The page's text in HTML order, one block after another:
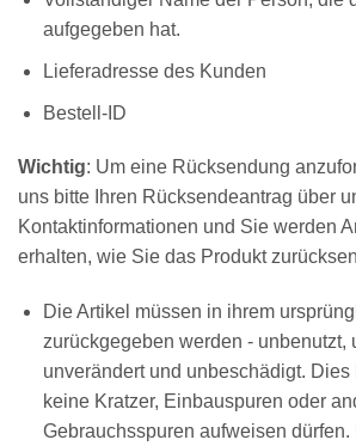
aufgegeben hat.
Lieferadresse des Kunden
Bestell-ID
Wichtig: Um eine Rücksendung
uns bitte Ihren Rücksendeantrag über
Kontaktinformationen und Sie werden
erhalten, wie Sie das Produkt
Die Artikel müssen in ihrem
zurückgegeben werden - unbenutzt,
unverändert und unbeschädigt.
keine Kratzer, Einbauspuren oder
Gebrauchsspuren aufweisen